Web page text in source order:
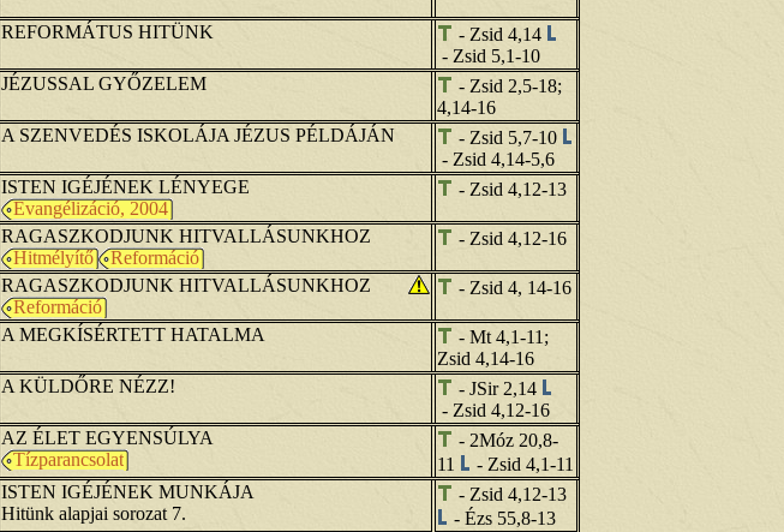
REFORMÁTUS HITÜNK
- Zsid 4,14
- Zsid 5,1-10
JÉZUSSAL GYŐZELEM
- Zsid 2,5-18;
4,14-16
A SZENVEDÉS ISKOLÁJA JÉZUS PÉLDÁJÁN
- Zsid 5,7-10
- Zsid 4,14-5,6
ISTEN IGÉJÉNEK LÉNYEGE
Evangélizáció, 2004
- Zsid 4,12-13
RAGASZKODJUNK HITVALLÁSUNKHOZ
Hitmélyítő
Reformáció
- Zsid 4,12-16
RAGASZKODJUNK HITVALLÁSUNKHOZ
Reformáció
- Zsid 4, 14-16
A MEGKÍSÉRTETT HATALMA
- Mt 4,1-11;
Zsid 4,14-16
A KÜLDŐRE NÉZZ!
- JSir 2,14
- Zsid 4,12-16
AZ ÉLET EGYENSÚLYA
Tízparancsolat
- 2Móz 20,8-
11
- Zsid 4,1-11
ISTEN IGÉJÉNEK MUNKÁJA
Hitünk alapjai sorozat 7.
- Zsid 4,12-13
- Ézs 55,8-13